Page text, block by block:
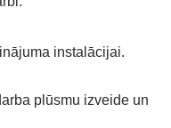
instalācijai.
plūsmu izveide un